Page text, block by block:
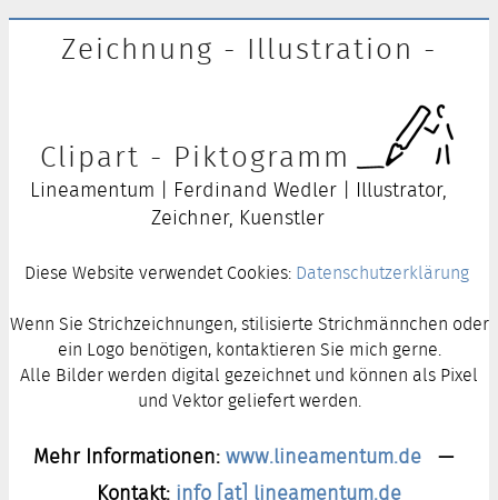
Zeichnung - Illustration -
Clipart - Piktogramm
Lineamentum | Ferdinand Wedler | Illustrator,
Zeichner, Kuenstler
Diese Website verwendet Cookies: Datenschutzerklärung
Wenn Sie Strichzeichnungen, stilisierte Strichmännchen oder
ein Logo benötigen, kontaktieren Sie mich gerne.
Alle Bilder werden digital gezeichnet und können als Pixel
und Vektor geliefert werden.
Mehr Informationen:www.lineamentum.de —
Kontakt: info [at] lineamentum.de